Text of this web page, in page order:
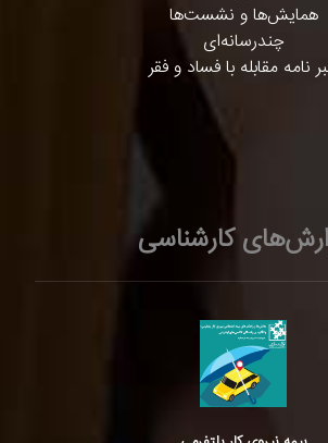
همایش‌ها و نشست‌ها
چندرسانه‌ای
نامه مقابله با فساد و فقر
کارشناسی